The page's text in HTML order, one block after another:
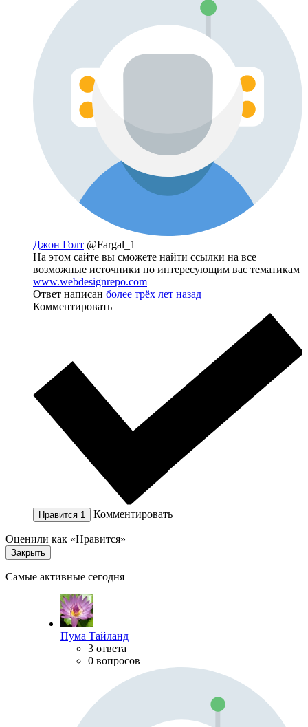
Джон Голт @Fargal_1
На этом сайте вы сможете найти ссылки на все
возможные источники по интересующим вас тематикам
www.webdesignrepo.com
Ответ написан более трёх лет назад
Комментировать
Нравится 1 Комментировать
Оценили как «Нравится»
Закрыть
Самые активные сегодня
Пума Тайланд
3 ответа
0 вопросов